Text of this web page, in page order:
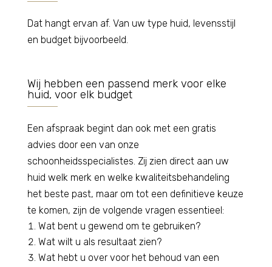
Dat hangt ervan af. Van uw type huid, levensstijl
en budget bijvoorbeeld.
Wij hebben een passend merk voor elke
huid, voor elk budget
Een afspraak begint dan ook met een gratis
advies door een van onze
schoonheidsspecialistes. Zij zien direct aan uw
huid welk merk en welke kwaliteitsbehandeling
het beste past, maar om tot een definitieve keuze
te komen, zijn de volgende vragen essentieel:
Wat bent u gewend om te gebruiken?
Wat wilt u als resultaat zien?
Wat hebt u over voor het behoud van een